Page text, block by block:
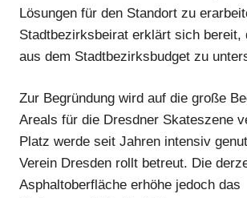
Anzeige
Lösungen für den Standort zu
Stadtbezirksbeirat erklärt sich bereit,
aus dem Stadtbezirksbudget zu
Zur Begründung wird auf die große
Areals für die Dresdner Skateszene
Platz werde seit Jahren intensiv
Verein Dresden rollt betreut. Die
Asphaltoberfläche erhöhe jedoch das